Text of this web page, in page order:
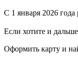
С 1 января 2026
Если хотите и
Оформить карту и